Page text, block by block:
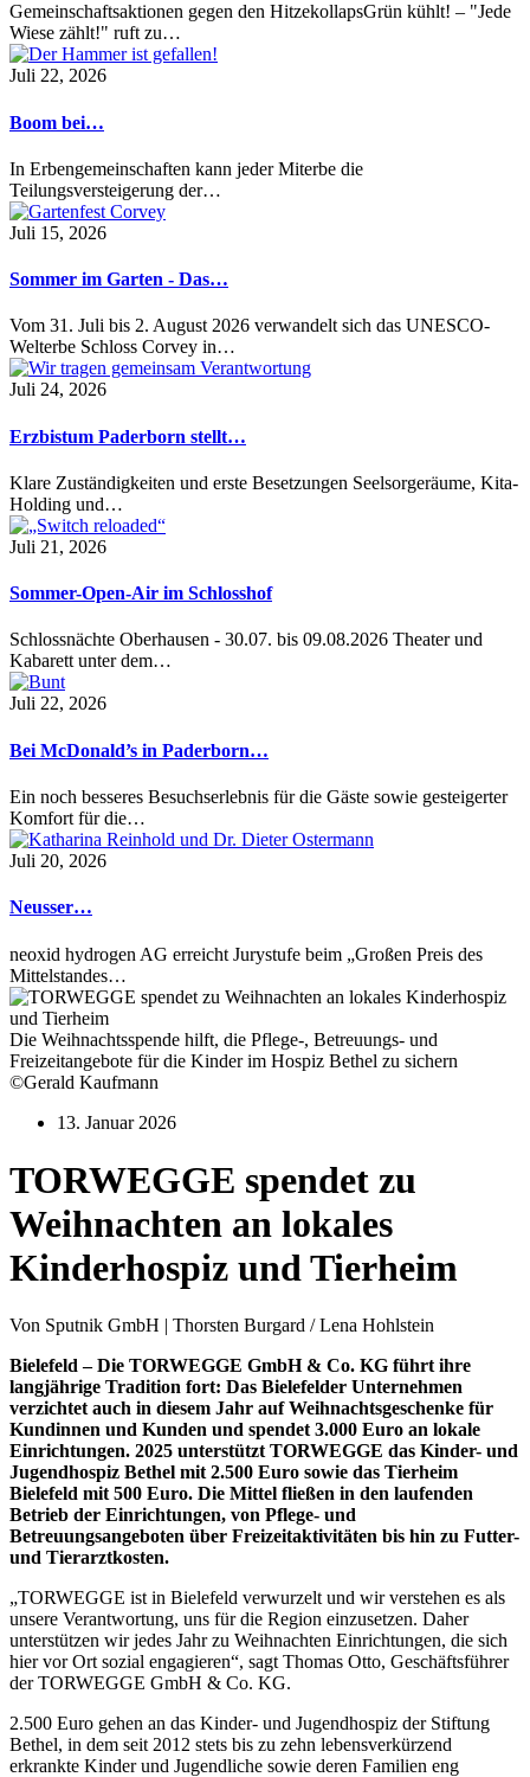
Gemeinschaftsaktionen gegen den HitzekollapsGrün kühlt! – "Jede
Wiese zählt!" ruft zu…
Juli 22, 2026
Boom bei…
In Erbengemeinschaften kann jeder Miterbe die
Teilungsversteigerung der…
Juli 15, 2026
Sommer im Garten - Das…
Vom 31. Juli bis 2. August 2026 verwandelt sich das UNESCO-
Welterbe Schloss Corvey in…
Juli 24, 2026
Erzbistum Paderborn stellt…
Klare Zuständigkeiten und erste Besetzungen Seelsorgeräume, Kita-
Holding und…
Juli 21, 2026
Sommer-Open-Air im Schlosshof
Schlossnächte Oberhausen - 30.07. bis 09.08.2026 Theater und
Kabarett unter dem…
Juli 22, 2026
Bei McDonald’s in Paderborn…
Ein noch besseres Besuchserlebnis für die Gäste sowie gesteigerter
Komfort für die…
Juli 20, 2026
Neusser…
neoxid hydrogen AG erreicht Jurystufe beim „Großen Preis des
Mittelstandes…
Die Weihnachtsspende hilft, die Pflege-, Betreuungs- und
Freizeitangebote für die Kinder im Hospiz Bethel zu sichern
©Gerald Kaufmann
13. Januar 2026
TORWEGGE spendet zu
Weihnachten an lokales
Kinderhospiz und Tierheim
Von Sputnik GmbH | Thorsten Burgard / Lena Hohlstein
Bielefeld – Die TORWEGGE GmbH & Co. KG führt ihre
langjährige Tradition fort: Das Bielefelder Unternehmen
verzichtet auch in diesem Jahr auf Weihnachtsgeschenke für
Kundinnen und Kunden und spendet 3.000 Euro an lokale
Einrichtungen. 2025 unterstützt TORWEGGE das Kinder- und
Jugendhospiz Bethel mit 2.500 Euro sowie das Tierheim
Bielefeld mit 500 Euro. Die Mittel fließen in den laufenden
Betrieb der Einrichtungen, von Pflege- und
Betreuungsangeboten über Freizeitaktivitäten bis hin zu Futter-
und Tierarztkosten.
„TORWEGGE ist in Bielefeld verwurzelt und wir verstehen es als
unsere Verantwortung, uns für die Region einzusetzen. Daher
unterstützen wir jedes Jahr zu Weihnachten Einrichtungen, die sich
hier vor Ort sozial engagieren“, sagt Thomas Otto, Geschäftsführer
der TORWEGGE GmbH & Co. KG.
2.500 Euro gehen an das Kinder- und Jugendhospiz der Stiftung
Bethel, in dem seit 2012 stets bis zu zehn lebensverkürzend
erkrankte Kinder und Jugendliche sowie deren Familien eng